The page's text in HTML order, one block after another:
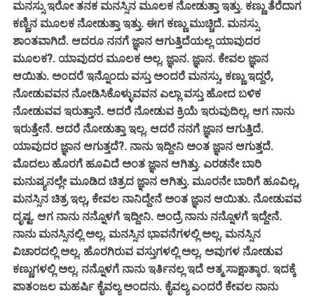
ಮನಸ್ಸು ಇರೋ ತನಕ ಮನಸ್ಸಿನ ಮೂಲಕ ನೋಡುತ್ತಾ ಇತ್ತು. ಕಣ್ಣು ತೆರೆದಾಗ
ಕಣ್ಣಿನ ಮೂಲಕ ನೋಡುತ್ತಾ ಇತ್ತು. ಈಗ ಕಣ್ಣು ಮುಚ್ಚಿದೆ. ಮನಸ್ಸು
ಶಾಂತವಾಗಿದೆ. ಆದರೂ ನನಗೆ ಜ್ಞಾನ ಆಗುತ್ತಿದೆಯಲ್ಲ ಯಾವುದರ
ಮೂಲಕ?. ಯಾವುದರ ಮೂಲಕ ಅಲ್ಲ. ಜ್ಞಾನ. ಜ್ಞಾನ. ಕೇವಲ ಜ್ಞಾನ
ಆಯಿತು. ಅಂದರೆ ಇನ್ನೊಂದು ವಸ್ತು ಅಂದರೆ ಮನಸ್ಸು, ಕಣ್ಣು ಇದ್ದರೆ,
ನೋಡುವವನ ನೋಡಿಸಿಕೊಳ್ಳುವವನ ಎಲ್ಲಾ ವಸ್ತು ಹೋದ ಬಳಿಕ
ನೋಡುವವ ಇರುತ್ತಾನೆ. ಆದರೆ ನೋಡುವ ಕ್ರಿಯೆ ಇರುವುದಿಲ್ಲ. ಆಗ ನಾನು
ಇರುತ್ತೇನೆ. ಆದರೆ ನೋಡುತ್ತಾ ಇಲ್ಲ. ಆದರೆ ನನಗೆ ಜ್ಞಾನ ಆಗುತ್ತಿದೆ.
ಯಾವುದರ ಜ್ಞಾನ ಆಗುತ್ತದೆ?. ನಾನು ಇದ್ದೀನಿ ಅಂತ ಜ್ಞಾನ ಆಗುತ್ತದೆ.
ಮೊದಲು ಹೊರಗೆ ಹೂವಿದೆ ಅಂತ ಜ್ಞಾನ ಆಗಿತ್ತು. ಎರಡನೇ ಬಾರಿ
ಮನುಷ್ಯನಲ್ಲೇ ಮೂಡಿದ ಚಿತ್ರದ ಜ್ಞಾನ ಆಗಿತ್ತು. ಮೂರನೇ ಬಾರಿಗೆ ಹೂವಿಲ್ಲ,
ಮನಸ್ಸಿನ ಚಿತ್ರ ಇಲ್ಲ, ಕೇವಲ ನಾನಿದ್ದೇನೆ ಅಂತ ಜ್ಞಾನ ಆಯಿತು. ನೋಡುವವ
ದೃಷ್ಟ. ಆಗ ನಾನು ನನ್ನೊಳಗೆ ಇದ್ದೀನಿ. ಅಂದ್ರೆ ನಾನು ನನ್ನೊಳಗೆ ಇದ್ದೇನೆ.
ನಾನು ಮನಸ್ಸಿನಲ್ಲಿ ಅಲ್ಲ. ಮನಸ್ಸಿನ ಭಾವನೆಗಳಲ್ಲಿ ಅಲ್ಲ. ಮನಸ್ಸಿನ
ವಿಚಾರದಲ್ಲಿ ಅಲ್ಲ. ಹೊರಗಿರುವ ವಸ್ತುಗಳಲ್ಲಿ ಅಲ್ಲ. ಅವುಗಳ ನೋಡುವ
ಕಣ್ಣುಗಳಲ್ಲಿ ಅಲ್ಲ. ನನ್ನೊಳಗೆ ನಾನು ಇರ್ತಿನಲ್ಲ ಇದೆ ಆತ್ಮ ಸಾಕ್ಷಾತ್ಕಾರ. ಇದಕ್ಕೆ
ಪಾತಂಜಲ ಮಹರ್ಷಿ ಕೈವಲ್ಯ ಅಂದನು. ಕೈವಲ್ಯ ಎಂದರೆ ಕೇವಲ ನಾನು